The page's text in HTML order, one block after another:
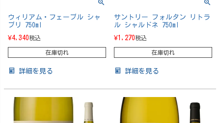
ウィリアム・フェーブル シャ
ブリ 750ml
¥4,340税込
在庫切れ
詳細を見る
サントリー フォルタン リトラ
ル シャルドネ 750ml
¥1,270税込
在庫切れ
詳細を見る